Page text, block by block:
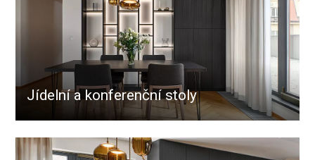
Jídelní a konferenční stoly